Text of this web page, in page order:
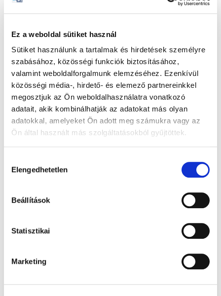
Ez a weboldal sütiket használ
Sütiket használunk a tartalmak és hirdetések személyre
szabásához, közösségi funkciók biztosításához,
valamint weboldalforgalmunk elemzéséhez. Ezenkívül
közösségi média-, hirdető- és elemező partnereinkkel
megosztjuk az Ön weboldalhasználatra vonatkozó
adatait, akik kombinálhatják az adatokat más olyan
adatokkal, amelyeket Ön adott meg számukra vagy az
Ön által használt más szolgáltatásokból gyűjtöttek.
kiválasztása
Elengedhetetlen
Beállítások
Statisztikai
Marketing
The comprehensive article, written by Alastair Gill,
explores EURid's user-centric approach evident in their
company's commitment to collective growth is
demonstrated through collaborations with industry
leaders, policymakers, and advocacy groups. As the
trusted registry for .eu domain names, EURid continues
to make a positive impact, ensuring the .eu domain
remains a sought-after platform for businesses,
organizations, and individuals.
testimonials from .eu domain users and offers practical
tips on creating appealing websites.
Immerse yourself in the exciting world of EURid through